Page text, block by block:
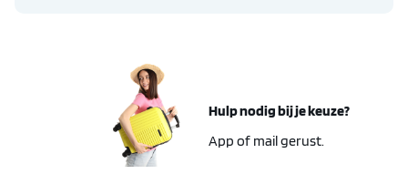
Hulp nodig bij je keuze?
App of mail gerust.